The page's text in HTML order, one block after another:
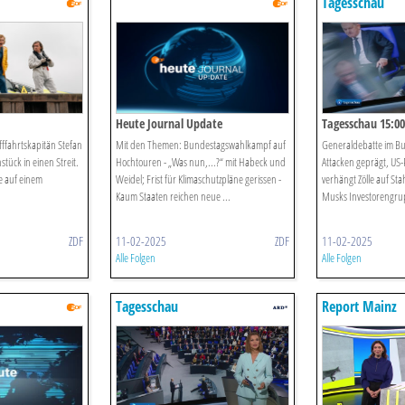
Stefan
in einen Streit.
auf einem
ZDF
Heute Journal Update
Mit den Themen: Bundestagswahlkampf auf
Hochtouren - „Was nun,...?“ mit Habeck und
Weidel; Frist für Klimaschutzpläne gerissen -
Kaum Staaten reichen neue ...
11-02-2025 ZDF
Alle Folgen
Tagesschau
Generaldebatte im
Attacken geprägt,
verhängt Zölle auf
Musks
11-02-2025
Alle Folgen
Tagesschau Report Mainz